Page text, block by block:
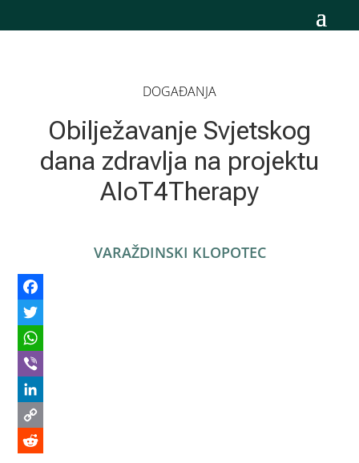
DOGAĐANJA
Obilježavanje Svjetskog
dana zdravlja na projektu
AIoT4Therapy
VARAŽDINSKI KLOPOTEC